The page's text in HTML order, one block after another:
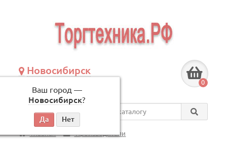
Новосибирск
Ваш город —
Новосибирск?
по будням, с 09:00 до 18:00
0
Везде
Главная
Производители